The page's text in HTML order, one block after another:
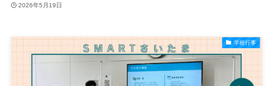
2026年5月19日
学校行事